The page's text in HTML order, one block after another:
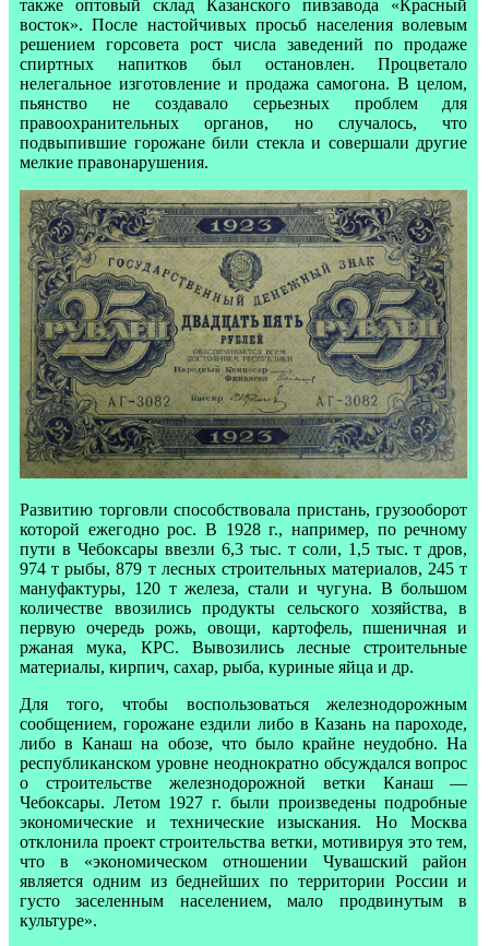
также оптовый склад Казанского пивзавода «Красный
восток». После настойчивых просьб населения волевым
решением горсовета рост числа заведений по продаже
спиртных напитков был остановлен. Процветало
нелегальное изготовление и продажа самогона. В целом,
пьянство не создавало серьезных проблем для
правоохранительных органов, но случалось, что
подвыпившие горожане били стекла и совершали другие
мелкие правонарушения.
Развитию торговли способствовала пристань, грузооборот
которой ежегодно рос. В 1928 г., например, по речному
пути в Чебоксары ввезли 6,3 тыс. т соли, 1,5 тыс. т дров,
974 т рыбы, 879 т лесных строительных материалов, 245 т
мануфактуры, 120 т железа, стали и чугуна. В большом
количестве ввозились продукты сельского хозяйства, в
первую очередь рожь, овощи, картофель, пшеничная и
ржаная мука, КРС. Вывозились лесные строительные
материалы, кирпич, сахар, рыба, куриные яйца и др.
Для того, чтобы воспользоваться железнодорожным
сообщением, горожане ездили либо в Казань на пароходе,
либо в Канаш на обозе, что было крайне неудобно. На
республиканском уровне неоднократно обсуждался вопрос
о строительстве железнодорожной ветки Канаш —
Чебоксары. Летом 1927 г. были произведены подробные
экономические и технические изыскания. Но Москва
отклонила проект строительства ветки, мотивируя это тем,
что в «экономическом отношении Чувашский район
является одним из беднейших по территории России и
густо заселенным населением, мало продвинутым в
культуре».